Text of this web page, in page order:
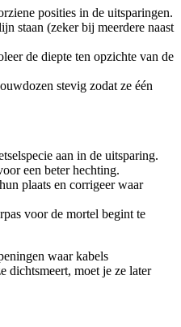
posities in de uitsparingen.
staan (zeker bij meerdere naast
de diepte ten opzichte van de
stevig zodat ze één
aan in de uitsparing.
een beter hechting.
plaats en corrigeer waar
voor de mortel begint te
waar kabels
dichtsmeert, moet je ze later